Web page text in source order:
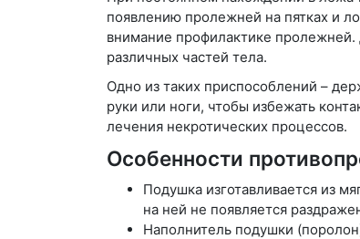
появлению пролежней на пятках и
внимание профилактике
различных частей тела.
Одно из таких приспособлений –
руки или ноги, чтобы избежать
лечения некротических процессов.
Особенности
Подушка изготавливается из
на ней не появляется
Наполнитель подушки